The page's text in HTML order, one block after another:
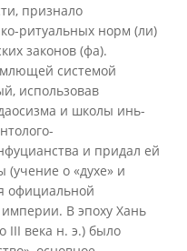
признало
ритуальных норм (ли)
законов (фа).
системой
использовав
и школы инь-
и придал ей
о «духе» и
официальной
В эпоху Хань
III века н. э.) было